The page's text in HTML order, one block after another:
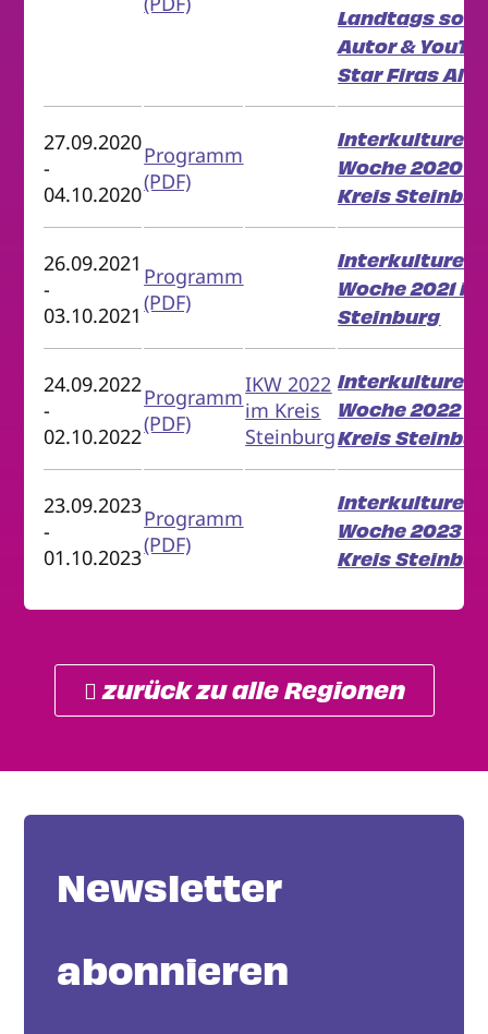
Landtags
Autor &
Star Firas
27.09.2020
-
04.10.2020
Programm
(PDF)
Woche 2020
Kreis
26.09.2021
-
03.10.2021
Programm
(PDF)
Woche 2021
Steinburg
24.09.2022
-
02.10.2022
Programm
(PDF)
IKW 2022
im Kreis
Steinburg
Woche 2022
Kreis
23.09.2023
-
01.10.2023
Programm
(PDF)
Woche 2023
Kreis
 zurück zu alle Regionen
Newsletter
abonnieren